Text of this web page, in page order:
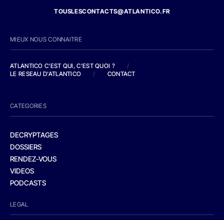
TOUSLESCONTACTS@ATLANTICO.FR
MIEUX NOUS CONNAITRE
ATLANTICO C'EST QUI, C'EST QUOI ?
/
LE RESEAU D'ATLANTICO
/ CONTACT
CATEGORIES
DECRYPTAGES
DOSSIERS
RENDEZ-VOUS
VIDEOS
PODCASTS
LEGAL